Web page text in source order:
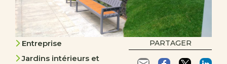
PARTAGER
Entreprise
Jardins intérieurs et